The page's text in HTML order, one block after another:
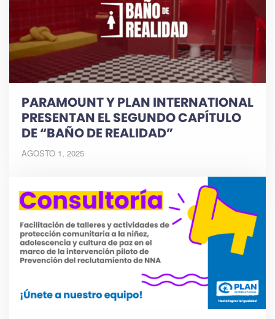
PARAMOUNT Y PLAN INTERNATIONAL
PRESENTAN EL SEGUNDO CAPÍTULO
DE “BAÑO DE REALIDAD”
AGOSTO 1, 2025